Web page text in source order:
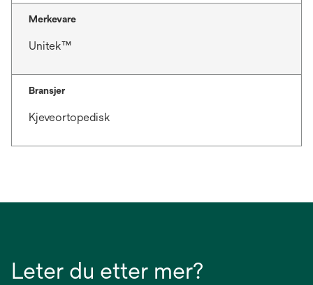
Merkevare
Unitek™
Bransjer
Kjeveortopedisk
Leter du etter mer?